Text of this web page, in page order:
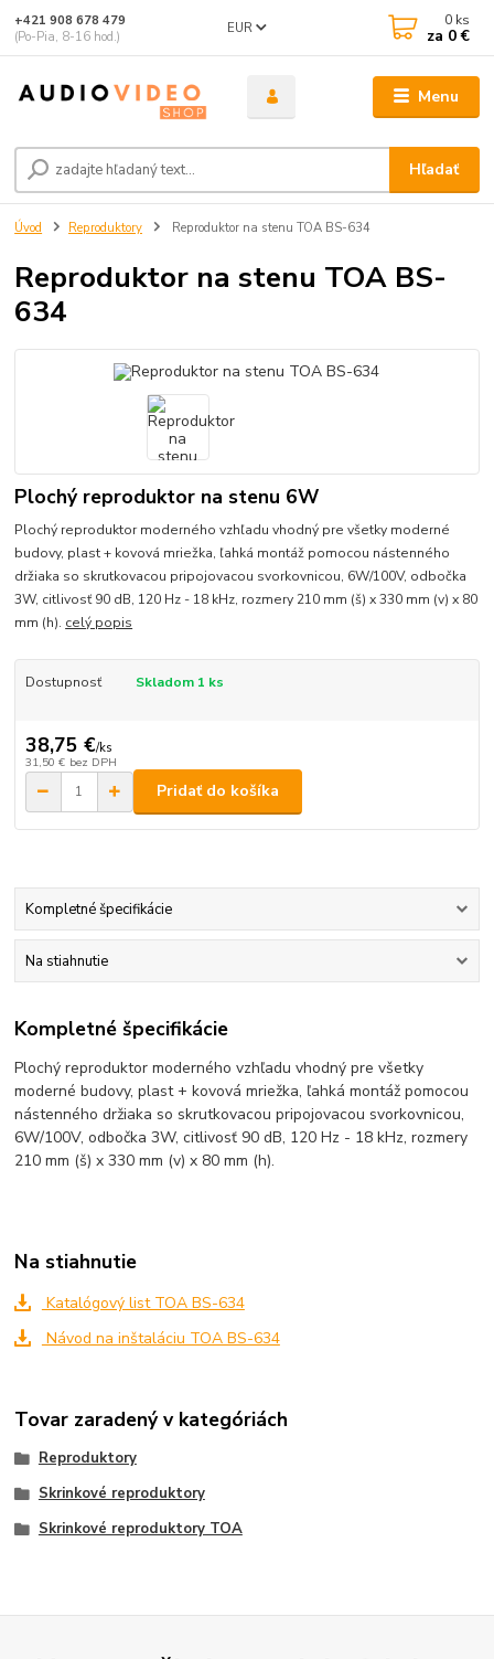
Menu
EUR
Hľadať
+421 908 678 479
(Po-Pia, 8-16 hod.)
0 ks
za 0 €
Úvod Reproduktory Reproduktor na stenu TOA BS-634
Reproduktor na stenu TOA BS-
634
Plochý reproduktor na stenu 6W
Plochý reproduktor moderného vzhľadu vhodný pre všetky moderné
budovy, plast + kovová mriežka, ľahká montáž pomocou nástenného
držiaka so skrutkovacou pripojovacou svorkovnicou, 6W/100V, odbočka
3W, citlivosť 90 dB, 120 Hz - 18 kHz, rozmery 210 mm (š) x 330 mm (v) x 80
mm (h). celý popis
Dostupnosť Skladom 1 ks
38,75 €/ks
31,50 € bez DPH
Pridať do košíka
Kompletné špecifikácie
Na stiahnutie
Kompletné špecifikácie
Plochý reproduktor moderného vzhľadu vhodný pre všetky
moderné budovy, plast + kovová mriežka, ľahká montáž pomocou
nástenného držiaka so skrutkovacou pripojovacou svorkovnicou,
6W/100V, odbočka 3W, citlivosť 90 dB, 120 Hz - 18 kHz, rozmery
210 mm (š) x 330 mm (v) x 80 mm (h).
Na stiahnutie
Katalógový list TOA BS-634
Návod na inštaláciu TOA BS-634
Tovar zaradený v kategóriách
Reproduktory
Skrinkové reproduktory
Skrinkové reproduktory TOA